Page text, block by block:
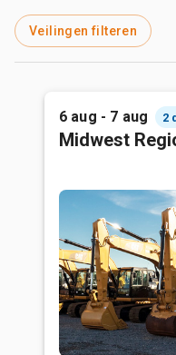
Veilingen filteren
6 aug - 7 aug 2
Midwest